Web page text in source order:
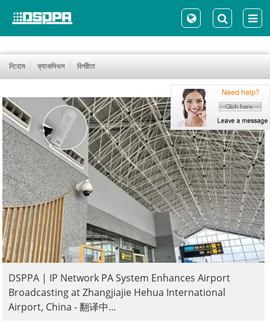
নিহোম ক্যাকসিভস বিপরীতা
DSPPA | IP Network PA System Enhances Airport
Broadcasting at Zhangjiajie Hehua International
Airport, China - 翻译中...